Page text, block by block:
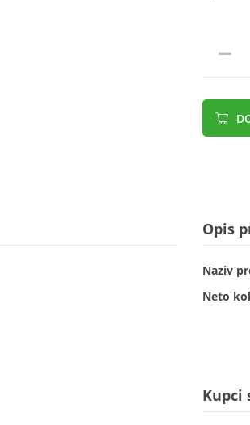
Opis
Naziv
Neto
Kupci